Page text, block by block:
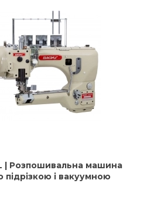
| Розпошивальна машина
підрізкою і вакуумною